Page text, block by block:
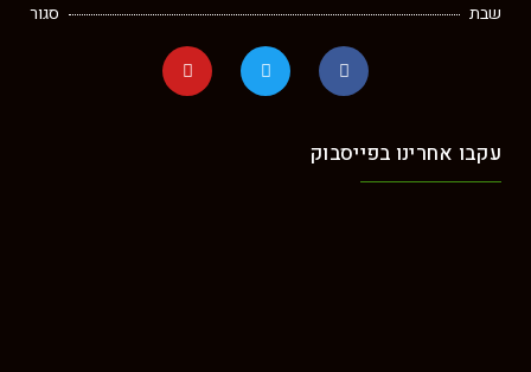
שבת
סגור
עקבו אחרינו בפייסבוק